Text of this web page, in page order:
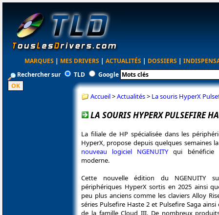
MARQUES | MES DRIVERS | ACTUALITÉS | DOSSIERS |
Rechercher sur
TLD Google
Accueil>Actualités> La souris HyperX
LA SOURIS HYPERX PULSEFIRE
La filiale de HP spécialisée dans les
HyperX, propose depuis quelques semaines
nouveau logiciel NGENUITYqui bénéficie
moderne.
Cette nouvelle édition du NGENUITY
périphériques HyperX sortis en 2025 ainsi
peu plus anciens comme les claviers Alloy
séries Pulsefire Haste 2 et Pulsefire Saga
de la famille Cloud III. De nombreux